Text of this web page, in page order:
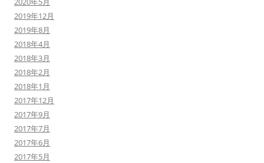
2019年12月
2019年8月
2018年4月
2018年3月
2018年2月
2018年1月
2017年12月
2017年9月
2017年7月
2017年6月
2017年5月